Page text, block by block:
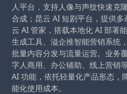
人平台，支持人像与声纹快速克
合成；昆云 AI 短剧平台，提供
云 AI 管家，搭载本地化 AI 部署
生成工具、溢企推智能营销系统
批量内容分发与流量运营。业务
字人商用、办公辅助、线上营销
AI 功能，依托轻量化产品形态，
能化使用成本。